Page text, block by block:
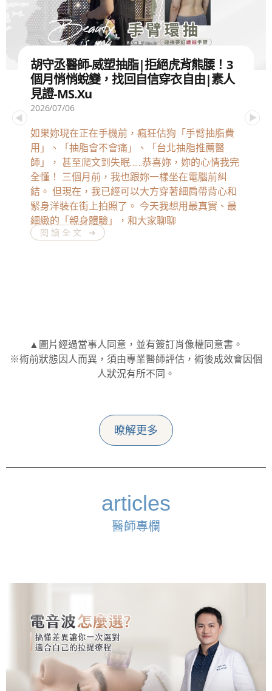
胡守丞醫師-威塑抽脂|拒絕虎背熊腰！3
個月悄悄蛻變，找回自信穿衣自由|素人
見證-MS.Xu
2026/07/06
如果妳現在正在手機前，瘋狂估狗「手臂抽脂費
用」、「抽脂會不會痛」、「台北抽脂推薦醫
師」， 甚至爬文到失眠……恭喜妳，妳的心情我完
全懂！ 三個月前，我也跟妳一樣坐在電腦前糾
結。 但現在，我已經可以大方穿著細肩帶背心和
緊身洋裝在街上拍照了。 今天我想用最真實、最
細緻的「親身體驗」，和大家聊聊
閱讀全文 ➜
▲圖片經過當事人同意，並有簽訂肖像權同意書。
※術前狀態因人而異，須由專業醫師評估，術後成效會因個
人狀況有所不同。
暸解更多
articles
醫師專欄